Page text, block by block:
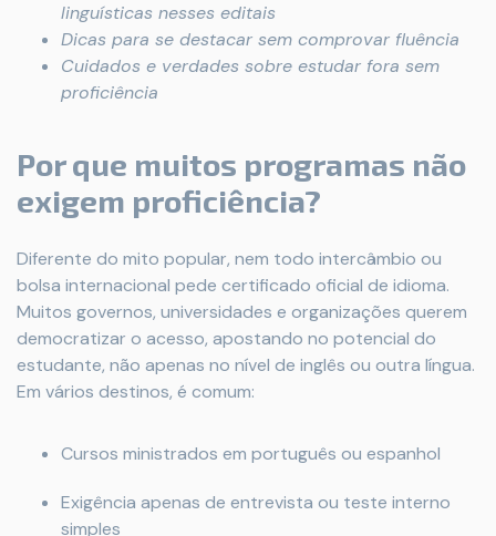
linguísticas nesses editais
Dicas para se destacar sem comprovar fluência
Cuidados e verdades sobre estudar fora sem
proficiência
Por que muitos programas não
exigem proficiência?
Diferente do mito popular, nem todo intercâmbio ou
bolsa internacional pede certificado oficial de idioma.
Muitos governos, universidades e organizações querem
democratizar o acesso, apostando no potencial do
estudante, não apenas no nível de inglês ou outra língua.
Em vários destinos, é comum:
Cursos ministrados em português ou espanhol
Exigência apenas de entrevista ou teste interno
simples